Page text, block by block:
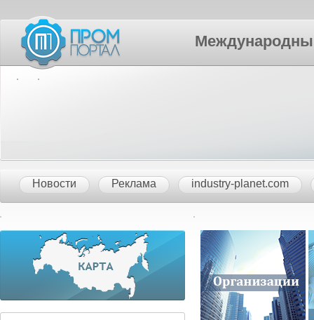
Международный
Новости Реклама industry-planet.com